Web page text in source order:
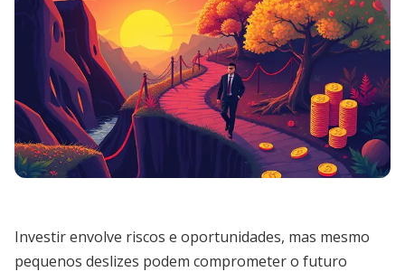
Investir envolve riscos e oportunidades, mas mesmo
pequenos deslizes podem comprometer o futuro